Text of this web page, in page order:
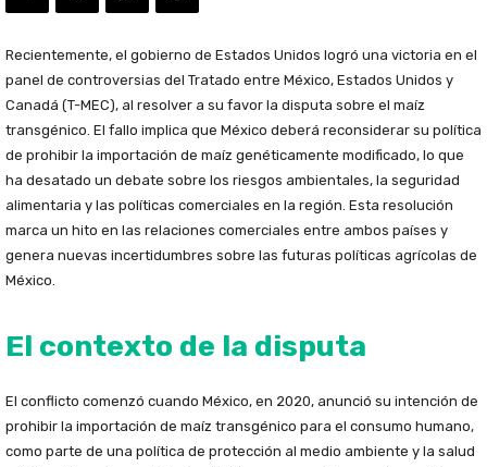
Recientemente, el gobierno de Estados Unidos logró una victoria en el
panel de controversias del Tratado entre México, Estados Unidos y
Canadá (T-MEC), al resolver a su favor la disputa sobre el maíz
transgénico. El fallo implica que México deberá reconsiderar su política
de prohibir la importación de maíz genéticamente modificado, lo que
ha desatado un debate sobre los riesgos ambientales, la seguridad
alimentaria y las políticas comerciales en la región. Esta resolución
marca un hito en las relaciones comerciales entre ambos países y
genera nuevas incertidumbres sobre las futuras políticas agrícolas de
México.
El contexto de la disputa
El conflicto comenzó cuando México, en 2020, anunció su intención de
prohibir la importación de maíz transgénico para el consumo humano,
como parte de una política de protección al medio ambiente y la salud